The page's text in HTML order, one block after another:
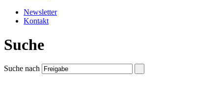
Newsletter
Kontakt
Suche
Suche nach